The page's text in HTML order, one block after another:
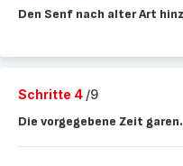
Den Senf nach alter Art
Schritte 4 /9
Die vorgegebene Zeit garen.